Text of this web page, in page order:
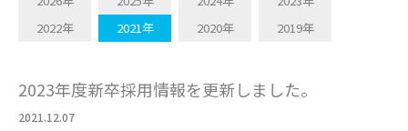
2022年
2021年 2020年 2019年
2023年度新卒採用情報を更新しました。
2021.12.07